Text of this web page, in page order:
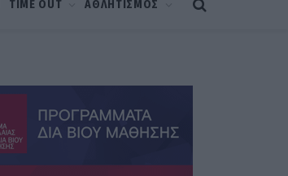
TIME OUT ΑΘΛΗΤΙΣΜΟΣ